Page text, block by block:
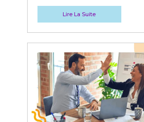
Lire La Suite